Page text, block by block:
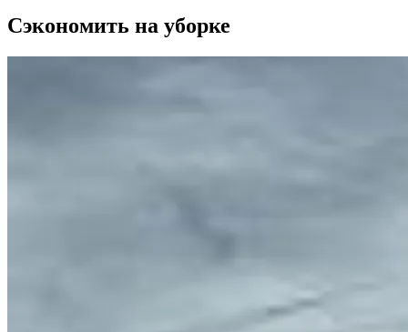
Сэкономить на уборке